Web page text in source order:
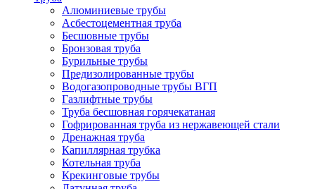
Алюминиевые трубы
Асбестоцементная труба
Бесшовные трубы
Бронзовая труба
Бурильные трубы
Предизолированные трубы
Водогазопроводные трубы ВГП
Газлифтные трубы
Труба бесшовная горячекатаная
Гофрированная труба из нержавеющей стали
Дренажная труба
Капиллярная трубка
Котельная труба
Крекинговые трубы